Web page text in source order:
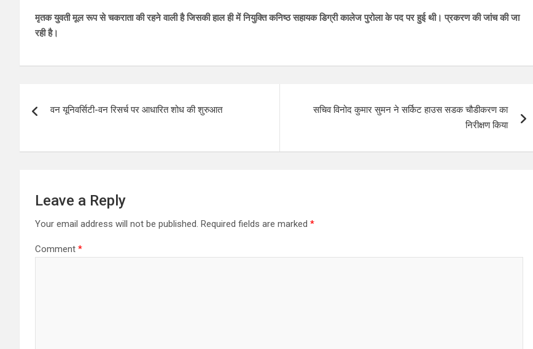
मृतक युवती मूल रूप से चकराता की रहने वाली है जिसकी हाल ही में नियुक्ति कनिष्ठ सहायक डिग्री कालेज पुरोला के पद पर हुई थी। प्रकरण की जांच की जा
रही है।
navigation
वन यूनिवर्सिटी-वन रिसर्च पर आधारित शोध की शुरुआत
सचिव विनोद कुमार सुमन ने सर्किट हाउस सडक चौडीकरण का
निरीक्षण किया
Leave a Reply
Your email address will not be published. Required fields are marked *
Comment *